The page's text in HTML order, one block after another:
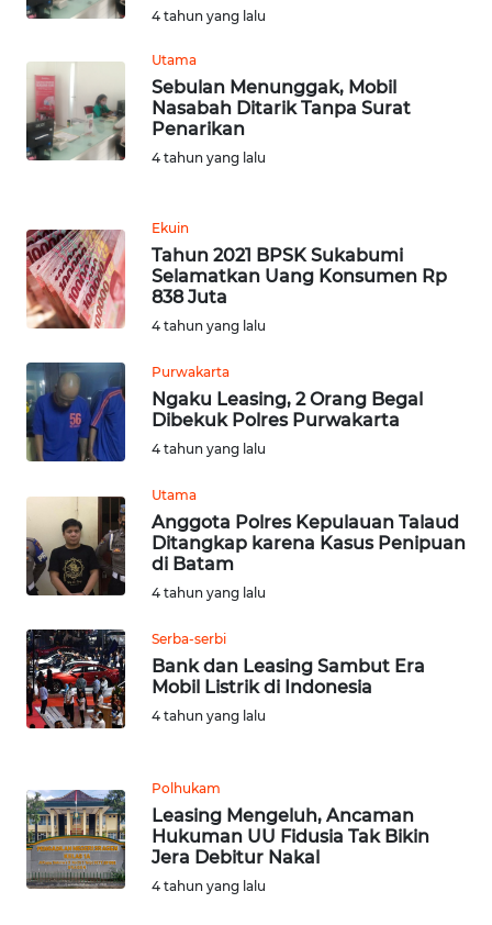
4 tahun yang lalu
Utama
Sebulan Menunggak, Mobil
Nasabah Ditarik Tanpa Surat
Penarikan
4 tahun yang lalu
Ekuin
Tahun 2021 BPSK Sukabumi
Selamatkan Uang Konsumen Rp
838 Juta
4 tahun yang lalu
Purwakarta
Ngaku Leasing, 2 Orang Begal
Dibekuk Polres Purwakarta
4 tahun yang lalu
Utama
Anggota Polres Kepulauan Talaud
Ditangkap karena Kasus Penipuan
di Batam
4 tahun yang lalu
Serba-serbi
Bank dan Leasing Sambut Era
Mobil Listrik di Indonesia
4 tahun yang lalu
Polhukam
Leasing Mengeluh, Ancaman
Hukuman UU Fidusia Tak Bikin
Jera Debitur Nakal
4 tahun yang lalu
WN
WN
JAMBI
WN
NTB
SULTENG
WN
SULBAR
WN
BABEL
WN
WN
SUMSEL
WN
LAMPUNG